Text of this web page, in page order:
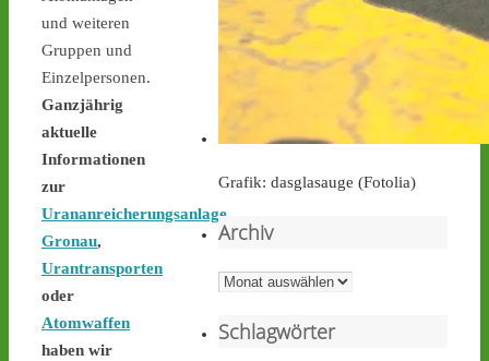
und weiteren
Gruppen und
Einzelpersonen.
Ganzjährig
aktuelle
Informationen
zur
Urananreicherungsanlage
Gronau,
Urantransporten
oder
Atomwaffen
haben wir
#atommüll #castor
castor-stoppen.de
Ticker – Castor
stoppen!
@castorstoppen.bsky.social
⋅
nach #Ahaus nun rollt,
Grafik: dasglasauge (Fotolia)
Archiv
Archiv
Schlagwörter